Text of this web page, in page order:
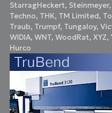
StarragHeckert, Steinmeyer,
Techno, THK, TM Limited,
Traub, Trumpf, Tungaloy,
WIDIA,WNT,WoodRat,XYZ,
Нurco